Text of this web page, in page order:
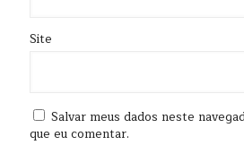
Site
Salvar meus dados neste
que eu comentar.